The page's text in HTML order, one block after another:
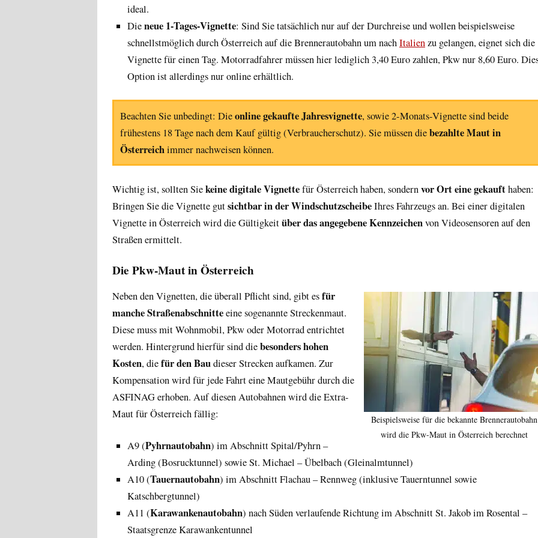
ideal.
Dieneue 1-Tages-Vignette: Sind Sie tatsächlich nur auf der Durchreise und wollen beispielsweise
schnellstmöglich durch Österreich auf die Brennerautobahn um nachItalienzu gelangen, eignet sich die
Vignette für einen Tag. Motorradfahrer müssen hier lediglich 3,40 Euro zahlen, Pkw nur 8,60 Euro.
Option ist allerdings nur online erhältlich.
Beachten Sie unbedingt: Dieonline gekaufte Jahresvignette, sowie 2-Monats-Vignette sind beide
frühestens 18 Tage nach dem Kauf gültig (Verbraucherschutz). Sie müssen diebezahlte Maut in
Österreichimmer nachweisen können.
Wichtig ist, sollten Siekeine digitale Vignettefür Österreich haben, sondernvor Ort eine gekaufthaben:
Bringen Sie die Vignette gutsichtbar in der WindschutzscheibeIhres Fahrzeugs an. Bei einer digitalen
Vignette in Österreich wird die Gültigkeitüber das angegebene Kennzeichenvon Videosensoren auf den
Straßen ermittelt.
Die Pkw-Maut in Österreich
Beispielsweise für die bekannte Brennerautobahn
wird die Pkw-Maut in Österreich berechnet
Neben den Vignetten, die überall Pflicht sind, gibt esfür
manche Straßenabschnitteeine sogenannte Streckenmaut.
Diese muss mit Wohnmobil, Pkw oder Motorrad entrichtet
werden. Hintergrund hierfür sind diebesonders hohen
Kosten, diefür den Baudieser Strecken aufkamen. Zur
Kompensation wird für jede Fahrt eine Mautgebühr durch die
ASFINAG erhoben. Auf diesen Autobahnen wird die Extra-
Maut für Österreich fällig:
A9 (Pyhrnautobahn) im Abschnitt Spital/Pyhrn –
Arding (Bosrucktunnel) sowie St. Michael – Übelbach (Gleinalmtunnel)
A10 (Tauernautobahn) im Abschnitt Flachau – Rennweg (inklusive Tauerntunnel sowie
Katschbergtunnel)
A11 (Karawankenautobahn) nach Süden verlaufende Richtung im Abschnitt St. Jakob im Rosental –
Staatsgrenze Karawankentunnel